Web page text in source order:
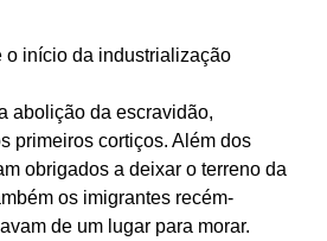
o início da industrialização
abolição da escravidão,
primeiros cortiços. Além dos
obrigados a deixar o terreno da
os imigrantes recém-
de um lugar para morar.